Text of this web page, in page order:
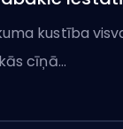
kustība
cīņā…